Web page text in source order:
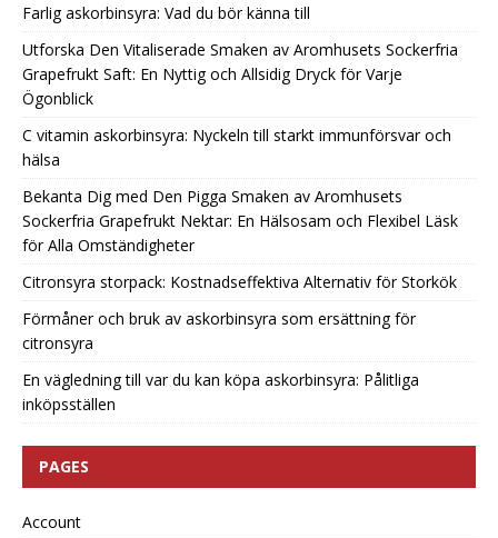
Farlig askorbinsyra: Vad du bör känna till
Utforska Den Vitaliserade Smaken av Aromhusets Sockerfria
Grapefrukt Saft: En Nyttig och Allsidig Dryck för Varje
Ögonblick
C vitamin askorbinsyra: Nyckeln till starkt immunförsvar och
hälsa
Bekanta Dig med Den Pigga Smaken av Aromhusets
Sockerfria Grapefrukt Nektar: En Hälsosam och Flexibel Läsk
för Alla Omständigheter
Citronsyra storpack: Kostnadseffektiva Alternativ för Storkök
Förmåner och bruk av askorbinsyra som ersättning för
citronsyra
En vägledning till var du kan köpa askorbinsyra: Pålitliga
inköpsställen
PAGES
Account